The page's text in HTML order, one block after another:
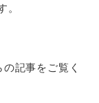
記事をご覧く